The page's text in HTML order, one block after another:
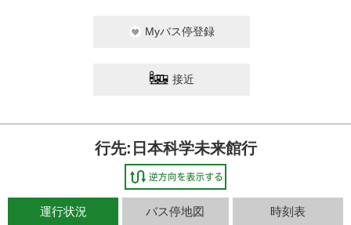
Myバス停登録
接近
行先:日本科学未来館行
運行状況 バス停地図 時刻表